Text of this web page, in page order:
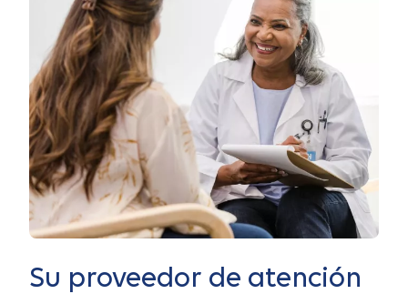
Su proveedor de atención